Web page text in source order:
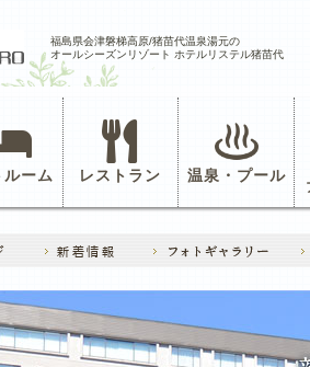
福島県会津磐梯高原/猪苗代温泉湯元の
オールシーズンリゾート ホテルリステル猪苗代
ーム レストラン 温泉・プール